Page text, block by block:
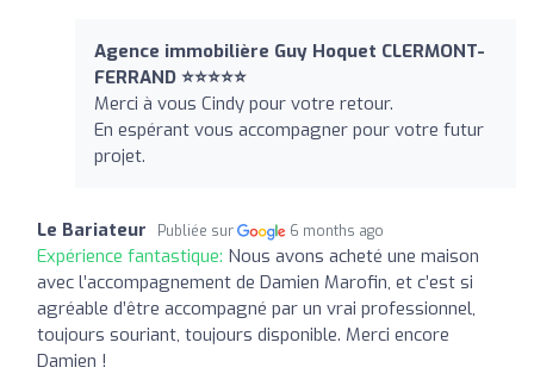
Agence immobilière Guy Hoquet CLERMONT-
FERRAND ⭐⭐⭐⭐⭐
Merci à vous Cindy pour votre retour.
En espérant vous accompagner pour votre futur
projet.
Le Bariateur Publiée sur 6 months ago
Expérience fantastique: Nous avons acheté une maison
avec l’accompagnement de Damien Marofin, et c’est si
agréable d’être accompagné par un vrai professionnel,
toujours souriant, toujours disponible. Merci encore
Damien !